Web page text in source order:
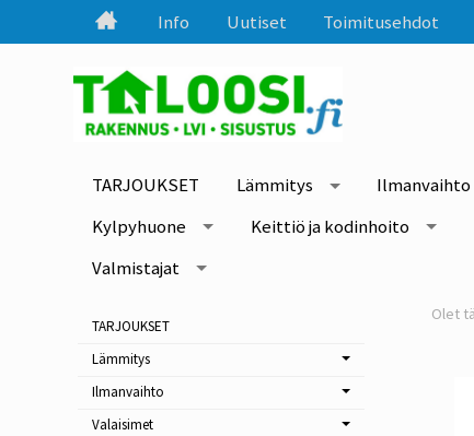
Info Uutiset Toimitusehdot
TARJOUKSET Lämmitys Ilmanvaihto
Kylpyhuone
Keittiö ja kodinhoito
Valmistajat
TARJOUKSET
Lämmitys
Ilmanvaihto
Valaisimet